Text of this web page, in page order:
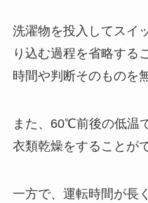
洗濯物を投入してスイ
り込む過程を省略する
時間や判断そのものを
また、60℃前後の低温
衣類乾燥をすることが
一方で、運転時間が長